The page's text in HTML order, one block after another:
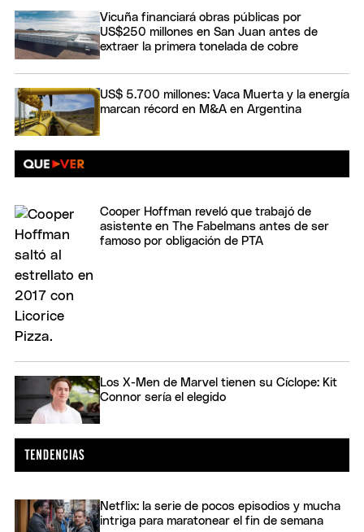
Vicuña financiará obras públicas por
US$250 millones en San Juan antes de
extraer la primera tonelada de cobre
US$ 5.700 millones: Vaca Muerta y la energía
marcan récord en M&A en Argentina
Cooper Hoffman reveló que trabajó de
asistente en The Fabelmans antes de ser
famoso por obligación de PTA
Los X-Men de Marvel tienen su Cíclope: Kit
Connor sería el elegido
Netflix: la serie de pocos episodios y mucha
intriga para maratonear el fin de semana